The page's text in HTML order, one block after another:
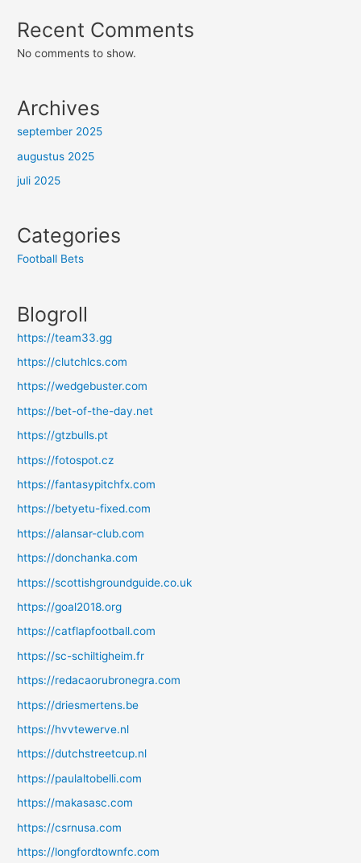
Recent Comments
No comments to show.
Archives
september 2025
augustus 2025
juli 2025
Categories
Football Bets
Blogroll
https://team33.gg
https://clutchlcs.com
https://wedgebuster.com
https://bet-of-the-day.net
https://gtzbulls.pt
https://fotospot.cz
https://fantasypitchfx.com
https://betyetu-fixed.com
https://alansar-club.com
https://donchanka.com
https://scottishgroundguide.co.uk
https://goal2018.org
https://catflapfootball.com
https://sc-schiltigheim.fr
https://redacaorubronegra.com
https://driesmertens.be
https://hvvtewerve.nl
https://dutchstreetcup.nl
https://paulaltobelli.com
https://makasasc.com
https://csrnusa.com
https://longfordtownfc.com